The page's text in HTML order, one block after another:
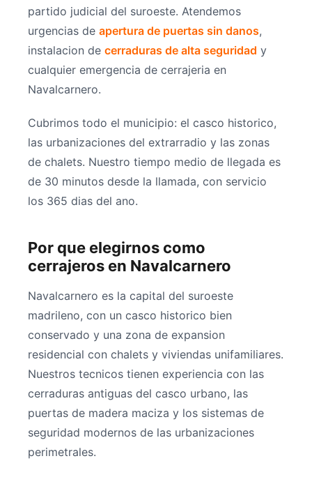
partido judicial del suroeste. Atendemos
urgencias de apertura de puertas sin danos,
instalacion de cerraduras de alta seguridad y
cualquier emergencia de cerrajeria en
Navalcarnero.
Cubrimos todo el municipio: el casco historico,
las urbanizaciones del extrarradio y las zonas
de chalets. Nuestro tiempo medio de llegada es
de 30 minutos desde la llamada, con servicio
los 365 dias del ano.
Por que elegirnos como
cerrajeros en Navalcarnero
Navalcarnero es la capital del suroeste
madrileno, con un casco historico bien
conservado y una zona de expansion
residencial con chalets y viviendas unifamiliares.
Nuestros tecnicos tienen experiencia con las
cerraduras antiguas del casco urbano, las
puertas de madera maciza y los sistemas de
seguridad modernos de las urbanizaciones
perimetrales.